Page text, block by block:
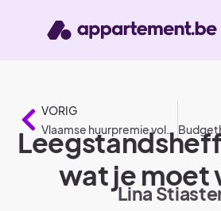
VORIG
Vlaamse huurpremie volgens wetgeving
wat je moet
Lina